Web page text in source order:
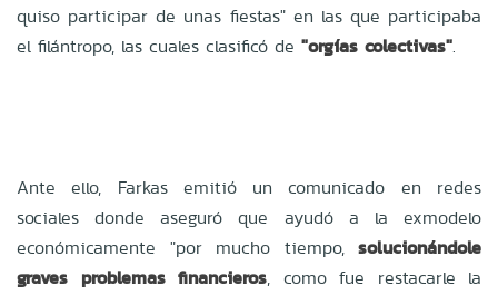
quiso participar de unas fiestas" en las que participaba
el filántropo, las cuales clasificó de "orgías colectivas".
Ante ello, Farkas emitió un comunicado en redes
sociales donde aseguró que ayudó a la exmodelo
económicamente "por mucho tiempo, solucionándole
graves problemas financieros, como fue restacarle la